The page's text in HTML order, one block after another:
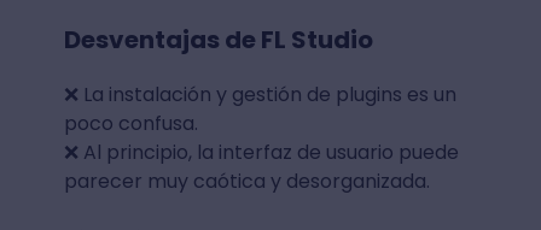
Desventajas de FL Studio
❌ La instalación y gestión de plugins es un
poco confusa.
❌ Al principio, la interfaz de usuario puede
parecer muy caótica y desorganizada.